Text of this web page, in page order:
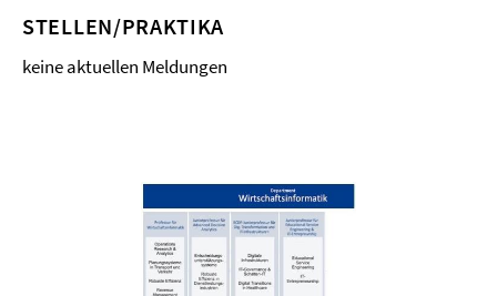
STELLEN/PRAKTIKA
keine aktuellen Meldungen